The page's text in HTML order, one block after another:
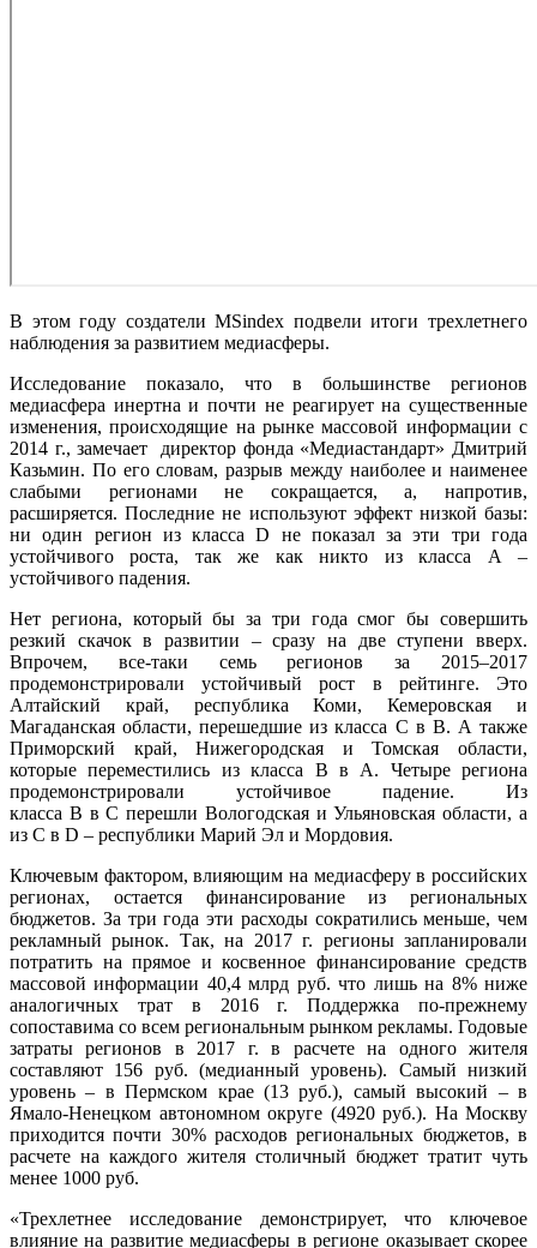
В этом году создатели MSindex подвели итоги трехлетнего
наблюдения за развитием медиасферы.
Исследование показало, что в большинстве регионов
медиасфера инертна и почти не реагирует на существенные
изменения, происходящие на рынке массовой информации с
2014 г., замечает директор фонда «Медиастандарт» Дмитрий
Казьмин. По его словам, разрыв между наиболее и наименее
слабыми регионами не сокращается, а, напротив,
расширяется. Последние не используют эффект низкой базы:
ни один регион из класса D не показал за эти три года
устойчивого роста, так же как никто из класса A –
устойчивого падения.
Нет региона, который бы за три года смог бы совершить
резкий скачок в развитии – сразу на две ступени вверх.
Впрочем, все-таки семь регионов за 2015–2017
продемонстрировали устойчивый рост в рейтинге. Это
Алтайский край, республика Коми, Кемеровская и
Магаданская области, перешедшие из класса C в B. А также
Приморский край, Нижегородская и Томская области,
которые переместились из класса B в A. Четыре региона
продемонстрировали устойчивое падение. Из
класса B в C перешли Вологодская и Ульяновская области, а
из C в D – республики Марий Эл и Мордовия.
Ключевым фактором, влияющим на медиасферу в российских
регионах, остается финансирование из региональных
бюджетов. За три года эти расходы сократились меньше, чем
рекламный рынок. Так, на 2017 г. регионы запланировали
потратить на прямое и косвенное финансирование средств
массовой информации 40,4 млрд руб. что лишь на 8% ниже
аналогичных трат в 2016 г. Поддержка по-прежнему
сопоставима со всем региональным рынком рекламы. Годовые
затраты регионов в 2017 г. в расчете на одного жителя
составляют 156 руб. (медианный уровень). Самый низкий
уровень – в Пермском крае (13 руб.), самый высокий – в
Ямало-Ненецком автономном округе (4920 руб.). На Москву
приходится почти 30% расходов региональных бюджетов, в
расчете на каждого жителя столичный бюджет тратит чуть
менее 1000 руб.
«Трехлетнее исследование демонстрирует, что ключевое
влияние на развитие медиасферы в регионе оказывает скорее